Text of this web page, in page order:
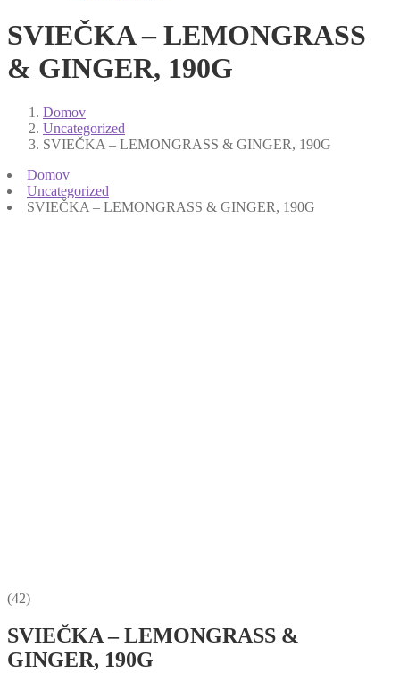
SVIEČKA – LEMONGRASS
& GINGER, 190G
Domov
Uncategorized
SVIEČKA – LEMONGRASS & GINGER, 190G
Domov
Uncategorized
SVIEČKA – LEMONGRASS & GINGER, 190G
(42)
SVIEČKA – LEMONGRASS &
GINGER, 190G